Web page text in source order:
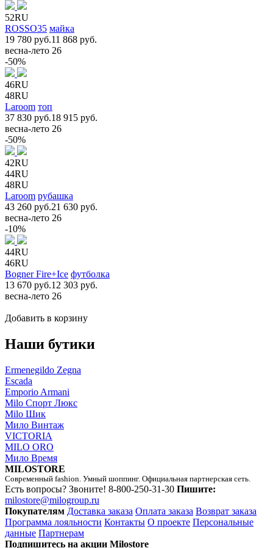
52RU
ROSSO35 майка
19 780 руб.11 868 руб.
весна-лето 26
-50%
46RU
48RU
Laroom топ
37 830 руб.18 915 руб.
весна-лето 26
-50%
42RU
44RU
48RU
Laroom рубашка
43 260 руб.21 630 руб.
весна-лето 26
-10%
44RU
46RU
Bogner Fire+Ice футболка
13 670 руб.12 303 руб.
весна-лето 26
Добавить в корзину
Наши бутики
Ermenegildo Zegna
Escada
Emporio Armani
Milo Спорт Люкс
Milo Шик
Мило Винтаж
VICTORIA
MILO ORO
Мило Время
MILOSTORE
Современный fashion. Умный шоппинг. Официальная партнерская сеть.
Есть вопросы? Звоните! 8-800-250-31-30 Пишите:
milostore@milogroup.ru
Покупателям Доставка заказа Оплата заказа Возврат заказа
Программа лояльности Контакты О проекте Персональные
данные Партнерам
Подпишитесь на акции Milostore